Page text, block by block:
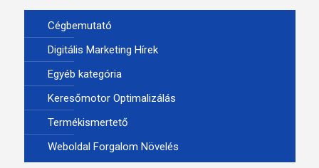
Cégbemutató
Digitális Marketing Hírek
Egyéb kategória
Keresőmotor Optimalizálás
Termékismertető
Weboldal Forgalom Növelés